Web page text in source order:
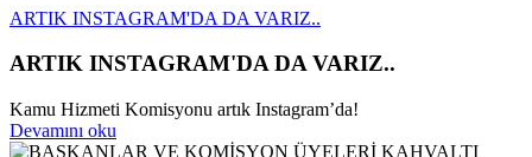
ARTIK INSTAGRAM'DA DA VARIZ..
ARTIK INSTAGRAM'DA DA VARIZ..
Kamu Hizmeti Komisyonu artık Instagram’da!
Devamını oku